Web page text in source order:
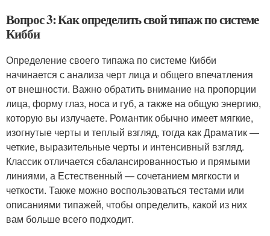
Вопрос 3: Как определить свой типаж по системе
Кибби
Определение своего типажа по системе Кибби
начинается с анализа черт лица и общего впечатления
от внешности. Важно обратить внимание на пропорции
лица, форму глаз, носа и губ, а также на общую энергию,
которую вы излучаете. Романтик обычно имеет мягкие,
изогнутые черты и теплый взгляд, тогда как Драматик —
четкие, выразительные черты и интенсивный взгляд.
Классик отличается сбалансированностью и прямыми
линиями, а Естественный — сочетанием мягкости и
четкости. Также можно воспользоваться тестами или
описаниями типажей, чтобы определить, какой из них
вам больше всего подходит.